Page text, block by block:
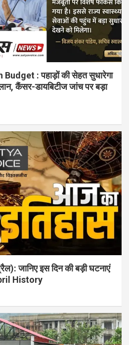
: पहाड़ों की सेहत सुधारेगा
कैंसर-डायबिटीज जांच पर बड़ा
जानिए इस दिन की बड़ी घटनाएं
History